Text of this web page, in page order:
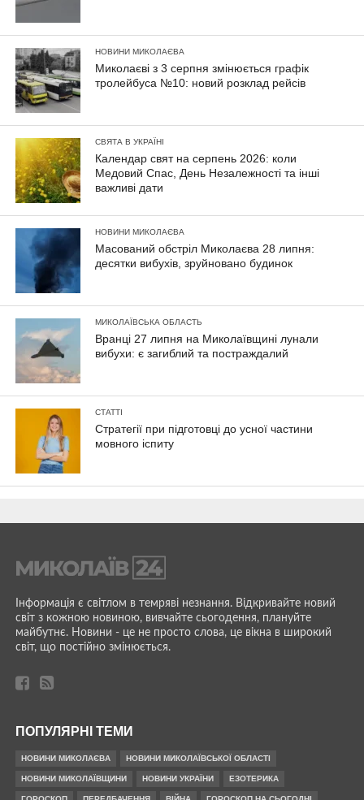
НОВИНИ МИКОЛАЄВА
Миколаєві з 3 серпня змінюється графік
тролейбуса №10: новий розклад рейсів
СВЯТА В УКРАЇНІ
Календар свят на серпень 2026: коли
Медовий Спас, День Незалежності та інші
важливі дати
НОВИНИ МИКОЛАЄВА
Масований обстріл Миколаєва 28 липня:
десятки вибухів, зруйновано будинок
МИКОЛАЇВСЬКА ОБЛАСТЬ
Вранці 27 липня на Миколаївщині лунали
вибухи: є загиблий та постраждалий
СТАТТІ
Стратегії при підготовці до усної частини
мовного іспиту
Інформація є світлом в темряві незнання. Відкривайте новий
світ з кожною новиною, вивчайте сьогодення, плануйте
майбутнє. Новини - це не просто слова, це вікна в широкий
світ, що постійно змінюється.
ПОПУЛЯРНІ ТЕМИ
НОВИНИ МИКОЛАЄВА НОВИНИ МИКОЛАЇВСЬКОЇ ОБЛАСТІ
НОВИНИ МИКОЛАЇВЩИНИ НОВИНИ УКРАЇНИ ЕЗОТЕРИКА